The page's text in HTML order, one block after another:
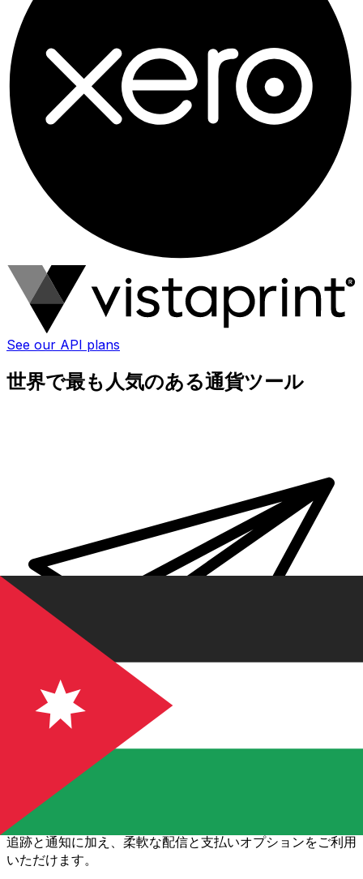
See our API plans
世界で最も人気のある通貨ツール
Xe 国際送金
オンラインの送金が迅速、安全、簡単に行えます。ライブの
追跡と通知に加え、柔軟な配信と支払いオプションをご利用
いただけます。